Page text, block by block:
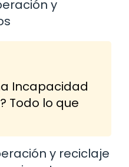
y
Incapacidad
Todo lo que
y reciclaje